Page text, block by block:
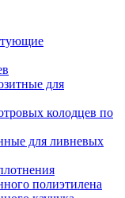
для
колодцев по
для ливневых
полиэтилена